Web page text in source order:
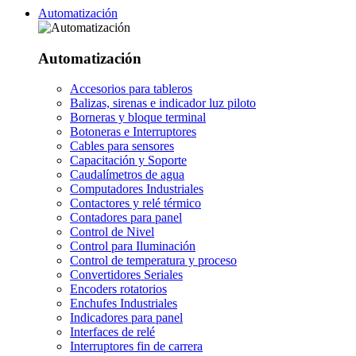
Automatización
Automatización
Accesorios para tableros
Balizas, sirenas e indicador luz piloto
Borneras y bloque terminal
Botoneras e Interruptores
Cables para sensores
Capacitación y Soporte
Caudalímetros de agua
Computadores Industriales
Contactores y relé térmico
Contadores para panel
Control de Nivel
Control para Iluminación
Control de temperatura y proceso
Convertidores Seriales
Encoders rotatorios
Enchufes Industriales
Indicadores para panel
Interfaces de relé
Interruptores fin de carrera